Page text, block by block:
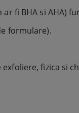
fi BHA si AHA)
formulare).
fizica si